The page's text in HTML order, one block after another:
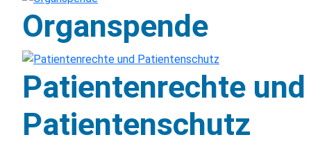
Organspende
Patientenrechte und
Patientenschutz